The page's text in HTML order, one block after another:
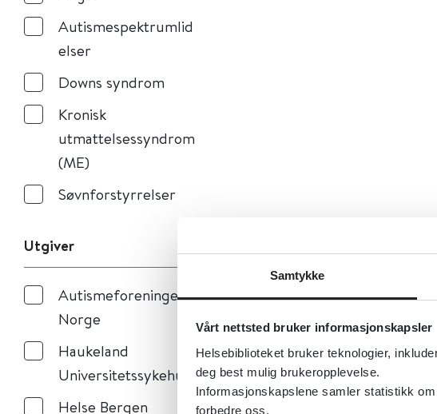
Samtykke
Vårt nettsted bruker informasjonskapsler
Helsebiblioteket bruker teknologier,
deg best mulig brukeropplevelse.
Informasjonskapslene samler statistikk
forbedre oss.
Autismespektrumlid
elser
Downs syndrom
Kronisk
utmattelsessyndrom
(ME)
Søvnforstyrrelser
Utgiver
Autismeforeningen i
Norge
Haukeland
Universitetssykehus
Helse Bergen